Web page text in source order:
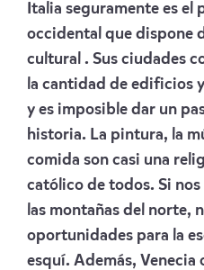
Italia seguramente es el
occidental que dispone
cultural . Sus ciudades
la cantidad de edificios
y es imposible dar un
historia. La pintura, la
comida son casi una
católico de todos. Si
las montañas del norte,
oportunidades para la
esquí. Además, Venecia